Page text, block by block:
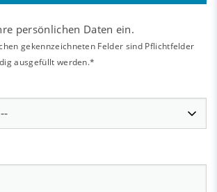
persönlichen Daten ein.
gekennzeichneten Felder sind Pflichtfelder
ausgefüllt werden.*